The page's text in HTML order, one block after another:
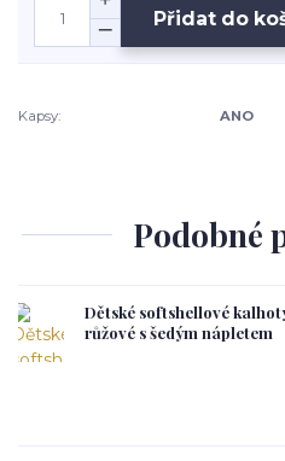
Přidat do
Kapsy: ANO
Podobné
Dětské softshellové
růžové s šedým nápletem